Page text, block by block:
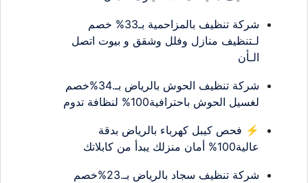
شركة تنظيف بالمزاحمية بـ33% خصم
لـتنظيف منازل وفلل وشقق و بيوت اتصل
الـأن
شركة تنظيف الحوش بالرياض بـ.34%خصم
لغسيل الحوش باحترافية100% لنظافة تدوم
⚡ فحص كيبل كهرباء بالرياض بدقة
عالية100% أمان منزلك يبدأ من كابلاتك
شركة تنظيف سجاد بالرياض بـ.23%خصم